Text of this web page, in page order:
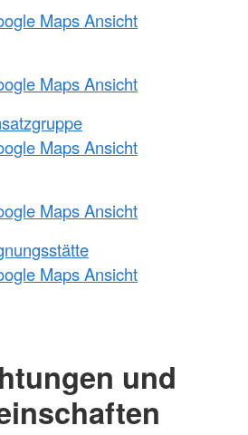
Maps Ansicht
Maps Ansicht
Maps Ansicht
Maps Ansicht
Maps Ansicht
und